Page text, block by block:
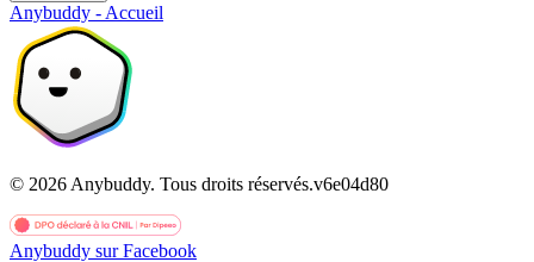
Anybuddy - Accueil
© 2026 Anybuddy. Tous droits réservés.v6e04d80
Anybuddy sur Facebook